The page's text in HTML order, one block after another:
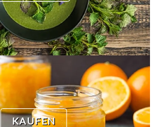
KAUFEN